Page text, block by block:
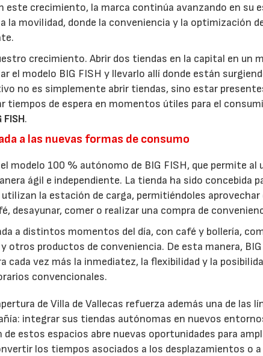
este crecimiento, la marca continúa avanzando en su
la movilidad, donde la conveniencia y la optimización
crecimiento. Abrir dos tiendas en la capital en un
el modelo BIG FISH y llevarlo allí donde están
no es simplemente abrir tiendas, sino estar
tiempos de espera en momentos útiles para el
.
a las nuevas formas de consumo
modelo 100 % autónomo de BIG FISH, que permite al
ágil e independiente. La tienda ha sido concebida
la estación de carga, permitiéndoles aprovechar
desayunar, comer o realizar una compra de
a distintos momentos del día, con café y bollería,
otros productos de conveniencia. De esta manera,
cada vez más la inmediatez, la flexibilidad y la
convencionales.
de Villa de Vallecas refuerza además una de las
integrar sus tiendas autónomas en nuevos
estos espacios abre nuevas oportunidades para
los tiempos asociados a los desplazamientos o a